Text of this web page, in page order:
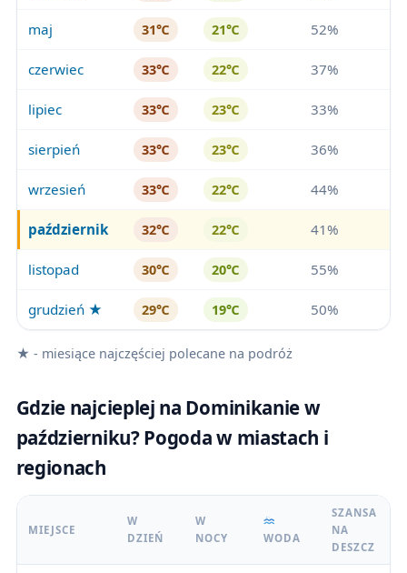
maj 31℃ 21℃ 52%
czerwiec 33℃ 22℃ 37%
lipiec 33℃ 23℃ 33%
sierpień 33℃ 23℃ 36%
wrzesień 33℃ 22℃ 44%
październik 32℃ 22℃ 41%
listopad 30℃ 20℃ 55%
grudzień ★ 29℃ 19℃ 50%
★ - miesiące najczęściej polecane na podróż
Gdzie najcieplej na Dominikanie w
październiku? Pogoda w miastach i
regionach
MIEJSCE
W
DZIEŃ
W
NOCY
WODA
SZANSA
NA
DESZCZ